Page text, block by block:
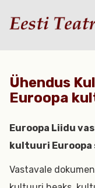
Ühendus
Euroopa
Euroopa Liidu
kultuuri
Vastavale